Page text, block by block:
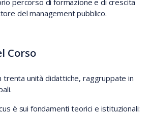
percorso di formazione e di crescita
del management pubblico.
Corso
trenta unità didattiche, raggruppate in
è sui fondamenti teorici e istituzionali: